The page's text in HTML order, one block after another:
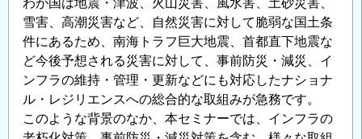
ま
す！
【第
1
建
設
わが国は地震・津波、火山災害、風水害、土砂災害、
雪害、高潮災害など、自然災害に対して脆弱な国土条
件にあるため、南海トラフ巨大地震、首都直下地震な
ど今後予想される災害に対して、事前防災・減災、イ
ンフラの維持・管理・更新などにも対応したナショナ
ル・レジリエンスへの総合的な取組みが急務です。
このような背景のなか、本セミナーでは、インフラの